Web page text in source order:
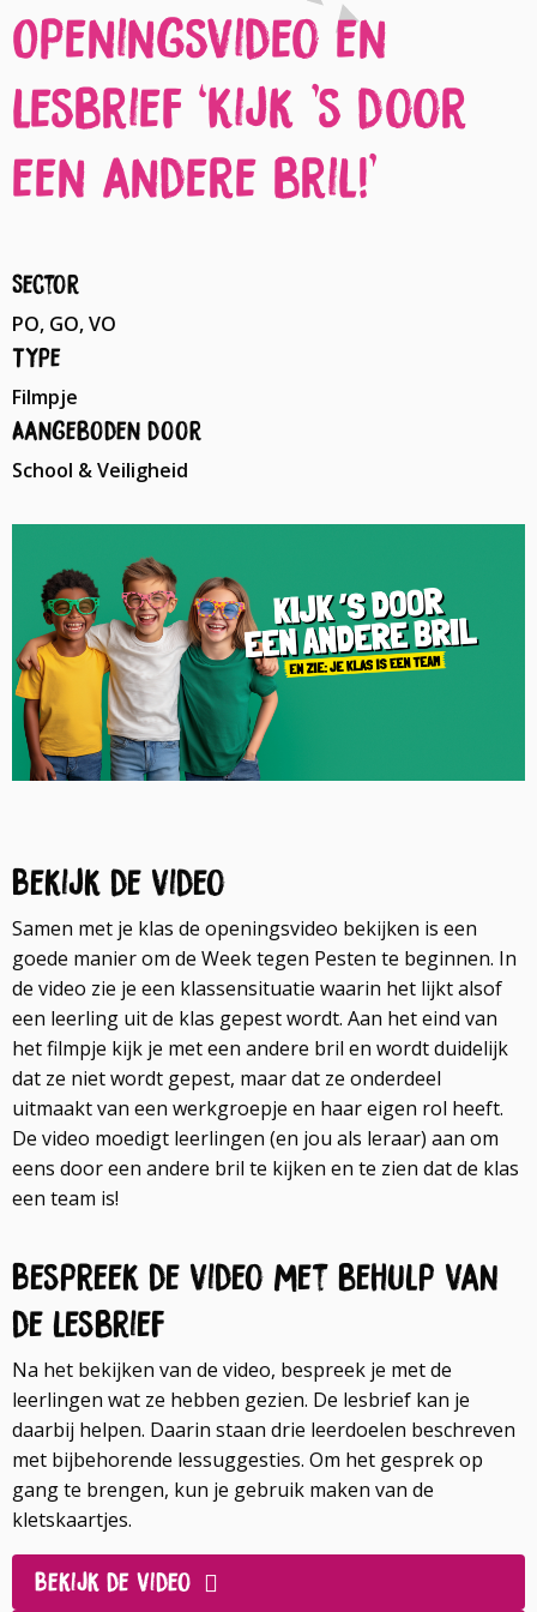
Openingsvideo en
lesbrief ‘Kijk ’s door
een andere bril!’
Sector
PO, GO, VO
Type
Filmpje
Aangeboden door
School & Veiligheid
Bekijk de video
Samen met je klas de openingsvideo bekijken is een
goede manier om de Week tegen Pesten te beginnen. In
de video zie je een klassensituatie waarin het lijkt alsof
een leerling uit de klas gepest wordt. Aan het eind van
het filmpje kijk je met een andere bril en wordt duidelijk
dat ze niet wordt gepest, maar dat ze onderdeel
uitmaakt van een werkgroepje en haar eigen rol heeft.
De video moedigt leerlingen (en jou als leraar) aan om
eens door een andere bril te kijken en te zien dat de klas
een team is!
Bespreek de video met behulp van
de lesbrief
Na het bekijken van de video, bespreek je met de
leerlingen wat ze hebben gezien. De lesbrief kan je
daarbij helpen. Daarin staan drie leerdoelen beschreven
met bijbehorende lessuggesties. Om het gesprek op
gang te brengen, kun je gebruik maken van de
kletskaartjes.
Bekijk de video